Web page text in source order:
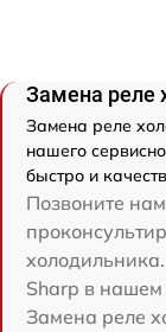
Замена реле
Замена реле
нашего
быстро и
Позвоните
Sharp в нашем
Замена реле